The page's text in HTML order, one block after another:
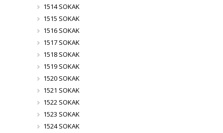
1514 SOKAK
1515 SOKAK
1516 SOKAK
1517 SOKAK
1518 SOKAK
1519 SOKAK
1520 SOKAK
1521 SOKAK
1522 SOKAK
1523 SOKAK
1524 SOKAK